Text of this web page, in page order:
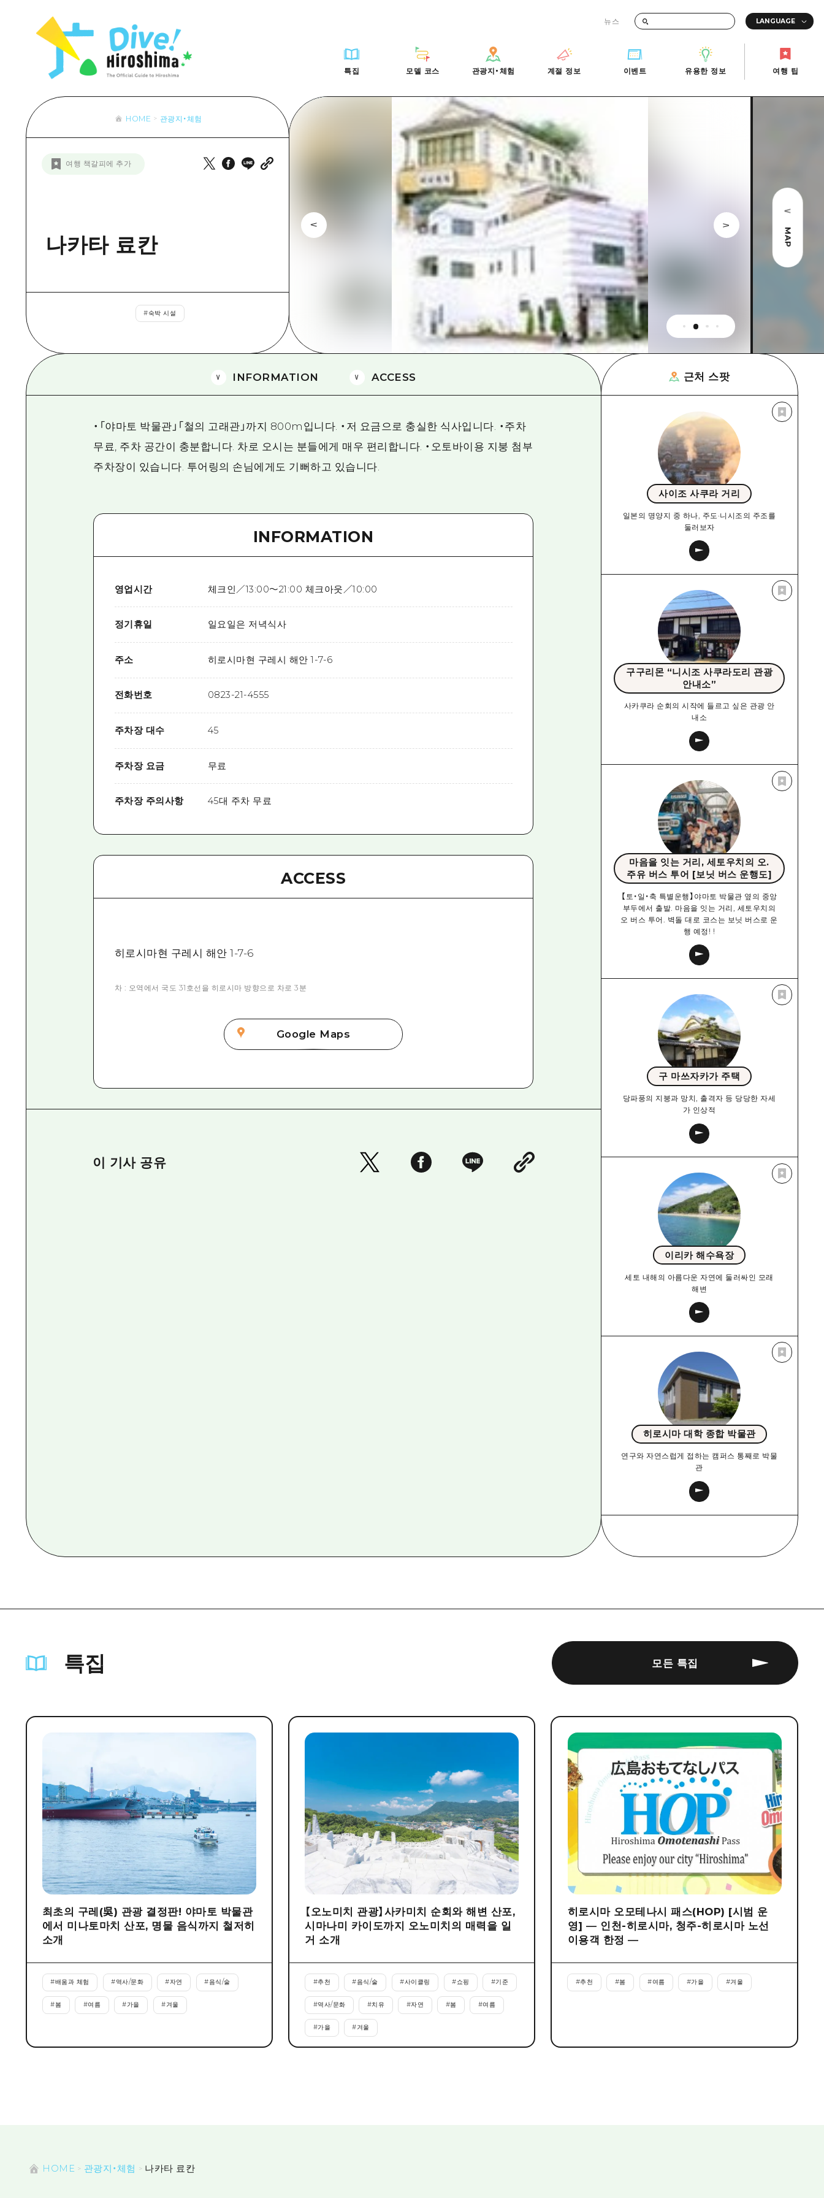
뉴스
특집
아트
배움과 체험
역사/문화
치유
자연
모델 코스
히로시마시 주변
아키(安芸)
빈고(備後)
비북(備北)
게이호쿠(芸北)
미야지마(宮島) 주변
야마구치(山口)현 동부
빠른 여행
당일치기
반나절
1박 2일
2박 3일
관광지・체험
목록
히로시마시 주변
아키(安芸)
빈고(備後)
비북(備北)
게이호쿠(芸北)
미야지마(宮島) 주변
야마구치(山口)현 동부
계절 정보
이벤트
유용한 정보
히로시마 OMOTENASHI 패스
수하물 보관 및 배송 서비스
HIROSHIMA FREE Wi-Fi
외국인 여행자용 거리 관광안내소
자원봉사 가이드
히로시마현내 매력을 동영상으로 소개!
자주 묻는 질문
여행 팁
기준
역사/문화
Hiroshima Moshimo Travel
아키(安芸)
빈고(備後)
게이호쿠(芸北)
미야지마(宮島) 주변
야마구치(山口)현 동부
반나절
히로시마시 주변
아키(安芸)
비북(備北)
게이호쿠(芸北)
미야지마(宮島) 주변
야마구치(山口)현 동부
에히메(愛媛)현
시마네(島根)현
목록
접근
보조 트래픽 요약
외국인 여행자용 거리 관광안내소
자원봉사 가이드
재해가 발생했을 때의 교통 정보
관광 안내 책자
HOME 관광지・체험
여행 책갈피에 추가
나카타 료칸
#숙박 시설
MAP
INFORMATION ACCESS
・「야마토 박물관」「철의 고래관」까지 800m입니다. ・저 요금으로 충실한 식사입니다. ・주차
무료, 주차 공간이 충분합니다. 차로 오시는 분들에게 매우 편리합니다. ・오토바이용 지붕 첨부
주차장이 있습니다. 투어링의 손님에게도 기뻐하고 있습니다.
INFORMATION
영업시간 체크인／13:00～21:00 체크아웃／10:00
정기휴일 일요일은 저녁식사
주소 히로시마현 구레시 해안 1-7-6
전화번호 0823-21-4555
주차장 대수 45
주차장 요금 무료
주차장 주의사항 45대 주차 무료
ACCESS
히로시마현 구레시 해안 1-7-6
차 : 오역에서 국도 31호선을 히로시마 방향으로 차로 3분
Google Maps
이 기사 공유
근처 스팟
사이조 사쿠라 거리
일본의 명양지 중 하나, 주도·니시조의 주조를
둘러보자
구구리몬 “니시조 사쿠라도리 관광
안내소”
사카쿠라 순회의 시작에 들르고 싶은 관광 안
내소
마음을 잇는 거리, 세토우치의 오.
주유 버스 투어 [보닛 버스 운행도]
【토・일・축 특별운행】야마토 박물관 옆의 중앙
부두에서 출발. 마음을 잇는 거리, 세토우치의
오 버스 투어. 벽돌 대로 코스는 보닛 버스로 운
행 예정! !
구 마쓰자카가 주택
당파풍의 지붕과 망치, 출격자 등 당당한 자세
가 인상적
이리카 해수욕장
세토 내해의 아름다운 자연에 둘러싸인 모래
해변
히로시마 대학 종합 박물관
연구와 자연스럽게 접하는 캠퍼스 통째로 박물
관
특집 모든 특집
최초의 구레(吳) 관광 결정판! 야마토 박물관
에서 미나토마치 산포, 명물 음식까지 철저히
소개
#배움과 체험 #역사/문화 #자연 #음식/술
#봄 #여름 #가을 #겨울
【오노미치 관광】사카미치 순회와 해변 산포,
시마나미 카이도까지 오노미치의 매력을 일
거 소개
#추천 #음식/술 #사이클링 #쇼핑 #기준
#역사/문화 #치유 #자연 #봄 #여름
#가을 #겨울
히로시마 오모테나시 패스(HOP) [시범 운
영] ― 인천-히로시마, 청주-히로시마 노선
이용객 한정 ―
#추천 #봄 #여름 #가을 #겨울
HOME 관광지・체험 나카타 료칸